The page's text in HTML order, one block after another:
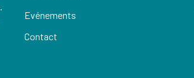
Evénements
Contact